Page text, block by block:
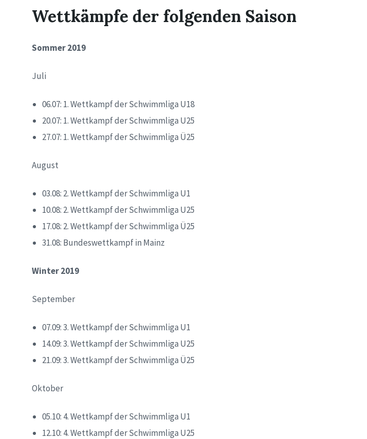
Wettkämpfe der folgenden Saison
Sommer 2019
Juli
06.07: 1. Wettkampf der Schwimmliga U18
20.07: 1. Wettkampf der Schwimmliga U25
27.07: 1. Wettkampf der Schwimmliga Ü25
August
03.08: 2. Wettkampf der Schwimmliga U1
10.08: 2. Wettkampf der Schwimmliga U25
17.08: 2. Wettkampf der Schwimmliga Ü25
31.08: Bundeswettkampf in Mainz
Winter 2019
September
07.09: 3. Wettkampf der Schwimmliga U1
14.09: 3. Wettkampf der Schwimmliga U25
21.09: 3. Wettkampf der Schwimmliga Ü25
Oktober
05.10: 4. Wettkampf der Schwimmliga U1
12.10: 4. Wettkampf der Schwimmliga U25